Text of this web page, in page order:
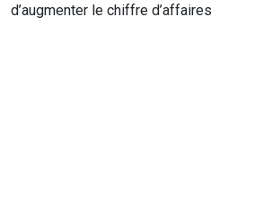
d’augmenter le chiffre d’affaires